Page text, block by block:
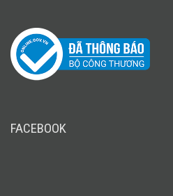
FACEBOOK